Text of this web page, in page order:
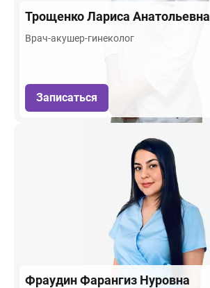
ТрощенкоЛариса Анатольевна
Врач-акушер-гинеколог
Записаться
ФраудинФарангиз Нуровна